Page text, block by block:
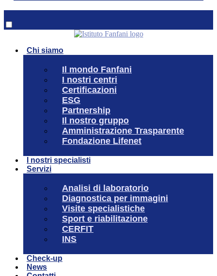
Chi siamo
Il mondo Fanfani
I nostri centri
Certificazioni
ESG
Partnership
Il nostro gruppo
Amministrazione Trasparente
Fondazione Lifenet
I nostri specialisti
Servizi
Analisi di laboratorio
Diagnostica per immagini
Visite specialistiche
Sport e riabilitazione
CERFIT
INS
Check-up
News